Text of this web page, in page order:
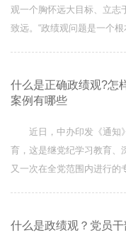
观一个胸怀远大目标、立志
致远。“政绩观问题是一个根
什么是正确政绩观?怎
案例有哪些
近日，中办印发《通知
育，这是继党纪学习教育、
又一次在全党范围内进行的
什么是政绩观？党员